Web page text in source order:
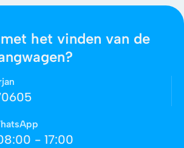
het vinden van de
- 17:00